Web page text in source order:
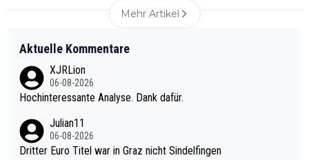
Mehr Artikel
Aktuelle Kommentare
XJRLion
06-08-2026
Hochinteressante Analyse. Dank dafür.
Julian11
06-08-2026
Dritter Euro Titel war in Graz nicht Sindelfingen